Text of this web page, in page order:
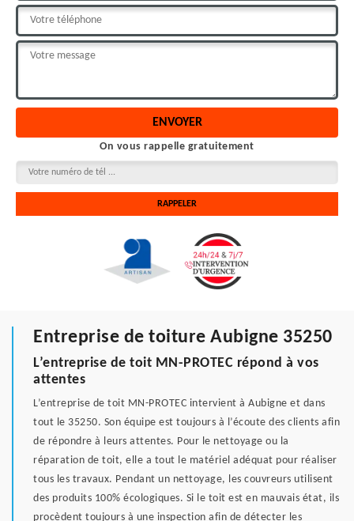
On vous rappelle gratuitement
Entreprise de toiture Aubigne 35250
L’entreprise de toit MN-PROTEC répond à vos
attentes
L’entreprise de toit MN-PROTEC intervient à Aubigne et dans
tout le 35250. Son équipe est toujours à l’écoute des clients afin
de répondre à leurs attentes. Pour le nettoyage ou la
réparation de toit, elle a tout le matériel adéquat pour réaliser
tous les travaux. Pendant un nettoyage, les couvreurs utilisent
des produits 100% écologiques. Si le toit est en mauvais état, ils
procèdent toujours à une inspection afin de détecter les